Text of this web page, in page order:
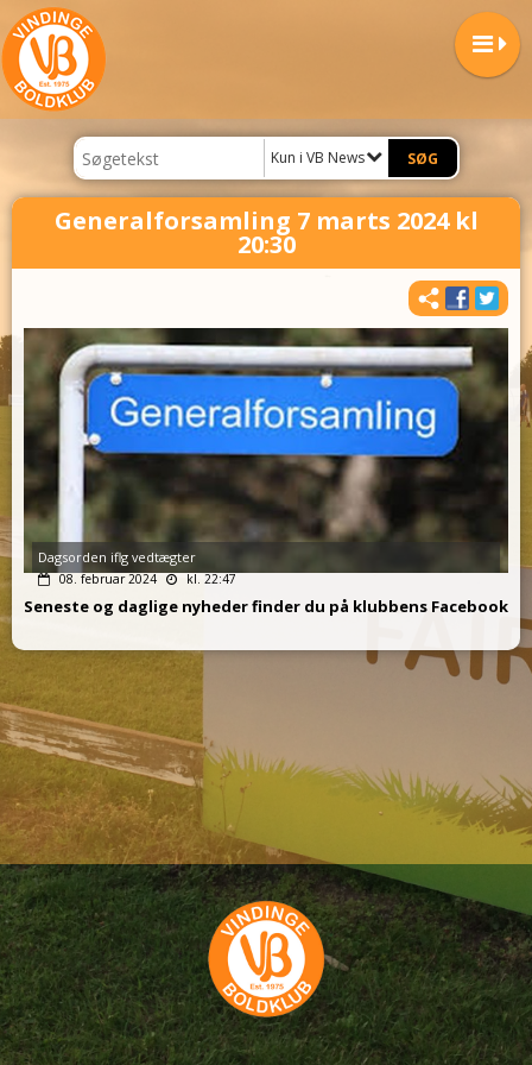
Kun i VB News
Generalforsamling 7 marts 2024 kl
20:30
Dagsorden iflg vedtægter
08. februar 2024 kl. 22:47
Seneste og daglige nyheder finder du på klubbens Facebook